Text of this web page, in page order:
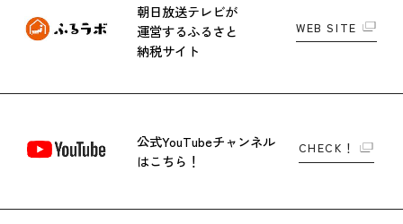
朝日放送テレビが
運営するふるさと
納税サイト
WEB SITE
公式YouTubeチャンネル
はこちら！
CHECK！